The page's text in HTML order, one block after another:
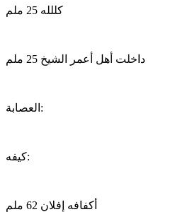
كللله 25 ملم
داخلت أهل أعمر الشيخ 25 ملم
العصابة:
كيفه:
أكفافه إفلان 62 ملم